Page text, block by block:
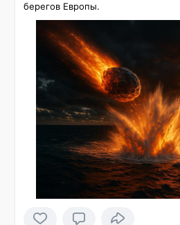
берегов Европы.